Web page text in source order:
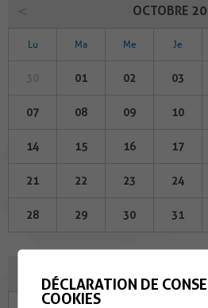
OCTOBRE
Lu Ma Me Je
01 02 03
07 08 09 10
14 15 16 17
21 22 23 24
28 29 30 31
DÉCLARATION DE
COOKIES